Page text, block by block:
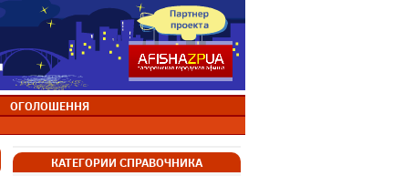
ОГОЛОШЕННЯ
КАТЕГОРИИ СПРАВОЧНИКА